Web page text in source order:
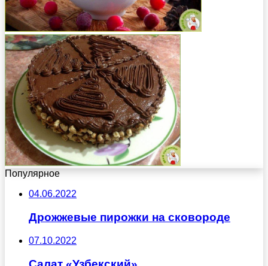
Популярное
04.06.2022
Дрожжевые пирожки на сковороде
07.10.2022